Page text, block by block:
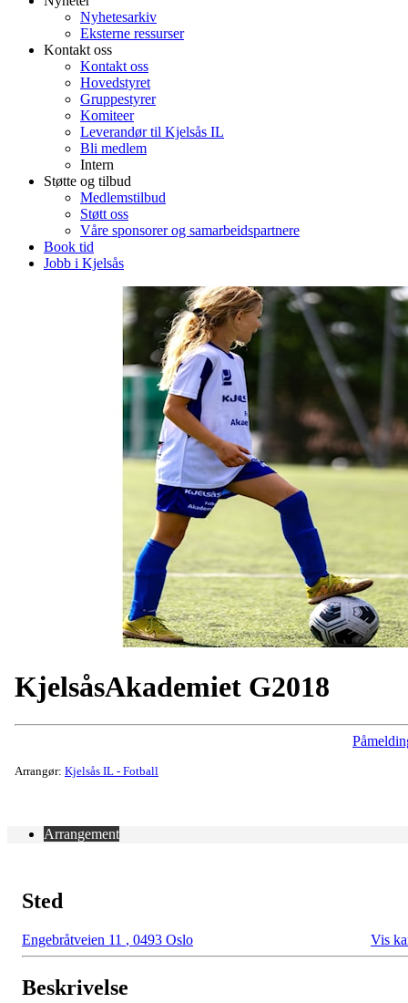
Nyhetesarkiv
Eksterne ressurser
Kontakt oss
Kontakt oss
Hovedstyret
Gruppestyrer
Komiteer
Leverandør til Kjelsås IL
Bli medlem
Intern
Støtte og tilbud
Medlemstilbud
Støtt oss
Våre sponsorer og samarbeidspartnere
Book tid
Jobb i Kjelsås
KjelsåsAkademiet G2018
Arrangør: Kjelsås IL - Fotball
Arrangement
Sted
Engebråtveien 11 , 0493 Oslo Vis
Beskrivelse